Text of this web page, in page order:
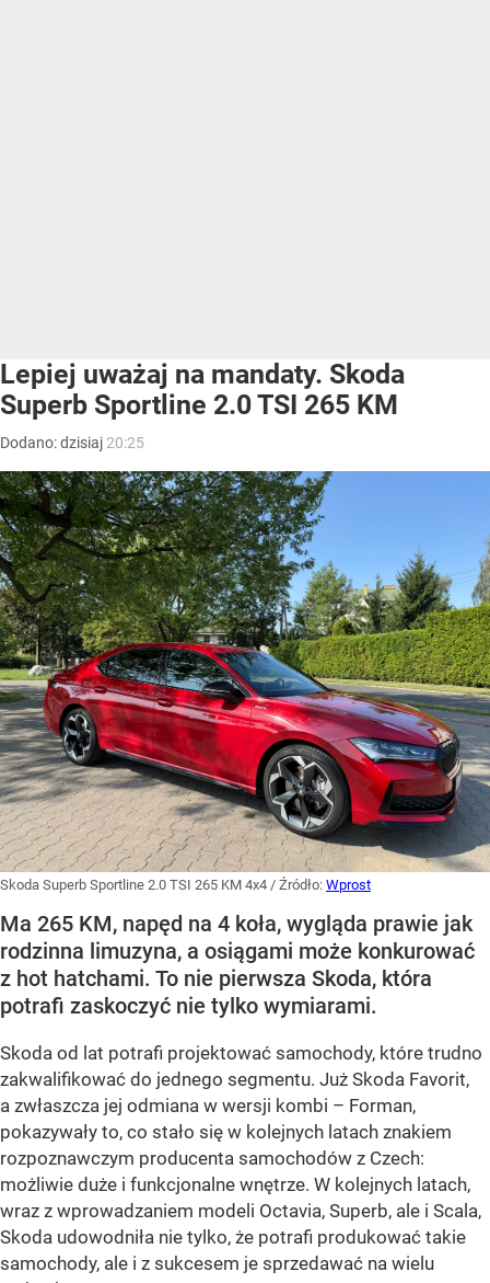
Lepiej uważaj na mandaty. Skoda
Superb Sportline 2.0 TSI 265 KM
Dodano:dzisiaj 20:25
Skoda Superb Sportline 2.0 TSI 265 KM 4x4 / Źródło: Wprost
Ma 265 KM, napęd na 4 koła, wygląda prawie jak
rodzinna limuzyna, a osiągami może konkurować
z hot hatchami. To nie pierwsza Skoda, która
potrafi zaskoczyć nie tylko wymiarami.
Skoda od lat potrafi projektować samochody, które trudno
zakwalifikować do jednego segmentu. Już Skoda Favorit,
a zwłaszcza jej odmiana w wersji kombi – Forman,
pokazywały to, co stało się w kolejnych latach znakiem
rozpoznawczym producenta samochodów z Czech:
możliwie duże i funkcjonalne wnętrze. W kolejnych latach,
wraz z wprowadzaniem modeli Octavia, Superb, ale i Scala,
Skoda udowodniła nie tylko, że potrafi produkować takie
samochody, ale i z sukcesem je sprzedawać na wielu